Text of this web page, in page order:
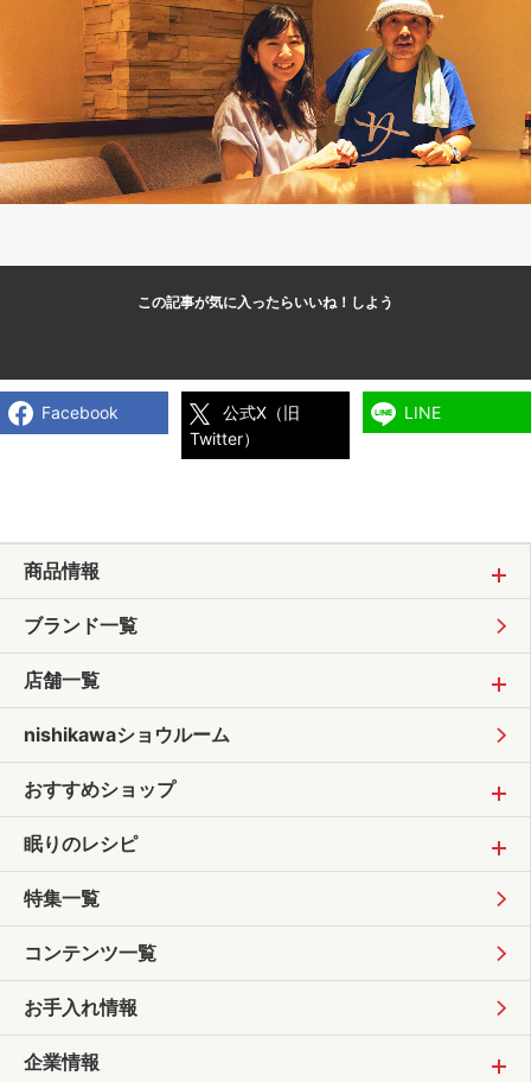
この記事が気に入ったらいいね！しよう
Facebook
公式X（旧
Twitter）
LINE
商品情報
ブランド一覧
店舗一覧
nishikawaショウルーム
おすすめショップ
眠りのレシピ
特集一覧
コンテンツ一覧
お手入れ情報
企業情報